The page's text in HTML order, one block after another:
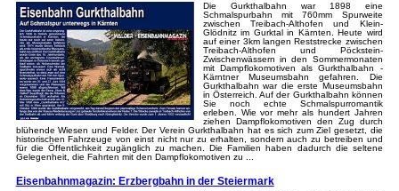
Die Gurkthalbahn war 1898 eine
Schmalspurbahn mit 760mm Spurweite
zwischen Treibach-Althofen und Klein-
Glödnitz im Gurktal in Kärnten. Heute wird
auf einer 3km langen Reststrecke zwischen
Treibach-Althofen und Pöckstein-
Zwischenwässern in den Sommermonaten
mit Dampflokomotiven als Gurkthalbahn -
Kärntner Museumsbahn gefahren. Die
Gurkthalbahn war die erste Museumsbahn
in Österreich. Auf der Gurkthalbahn können
Sie noch echte Schmalspurromantik
erleben. Wie vor mehr als hundert Jahren
ziehen Dampflokomotiven den Zug durch
blühende Wiesen und Felder. Der Verein Gurkthalbahn hat es sich zum Ziel gesetzt, die
historischen Fahrzeuge von einst nicht nur zu erhalten, sondern auch zu betreiben und
für die Öffentlichkeit zugänglich zu machen. Die Familien haben dadurch die seltene
Gelegenheit, die Fahrten mit den Dampflokomotiven zu ...
Eisenbahnmagazin: Erzbergbahn in der Steiermark